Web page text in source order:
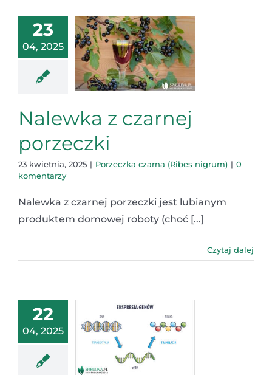
23
04, 2025
Nalewka z czarnej
porzeczki
23 kwietnia, 2025 | Porzeczka czarna (Ribes nigrum) | 0
komentarzy
Nalewka z czarnej porzeczki jest lubianym
produktem domowej roboty (choć [...]
Czytaj dalej
22
04, 2025